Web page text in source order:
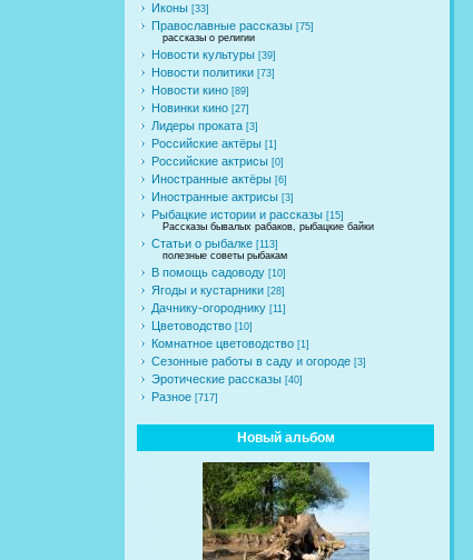
Иконы [33]
Православные рассказы [75]
рассказы о религии
Новости культуры [39]
Новости политики [73]
Новости кино [89]
Новинки кино [27]
Лидеры проката [3]
Российские актёры [1]
Российские актрисы [0]
Иностранные актёры [6]
Иностранные актрисы [3]
Рыбацкие истории и рассказы [15]
Рассказы бывалых рабаков, рыбацкие байки
Статьи о рыбалке [113]
полезные советы рыбакам
В помощь садоводу [10]
Ягоды и кустарники [28]
Дачнику-огороднику [11]
Цветоводство [10]
Комнатное цветоводство [1]
Сезонные работы в саду и огороде [3]
Эротические рассказы [40]
Разное [717]
Новый альбом